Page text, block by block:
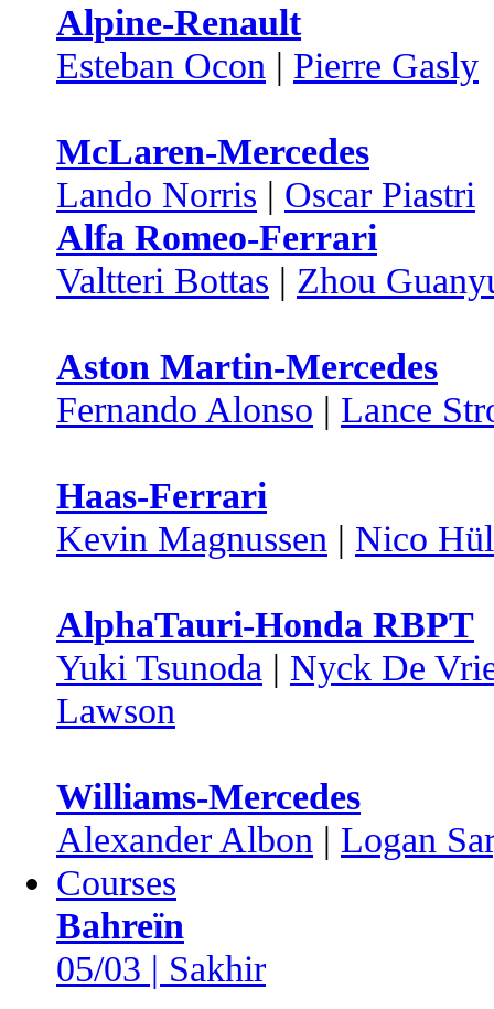
Alpine-Renault
Esteban Ocon | Pierre Gasly
McLaren-Mercedes
Lando Norris | Oscar Piastri
Alfa Romeo-Ferrari
Valtteri Bottas | Zhou
Aston Martin-Mercedes
Fernando Alonso | Lance
Haas-Ferrari
Kevin Magnussen | Nico
AlphaTauri-Honda RBPT
Yuki Tsunoda | Nyck De
Lawson
Williams-Mercedes
Alexander Albon | Logan
Courses
Bahreïn
05/03 | Sakhir